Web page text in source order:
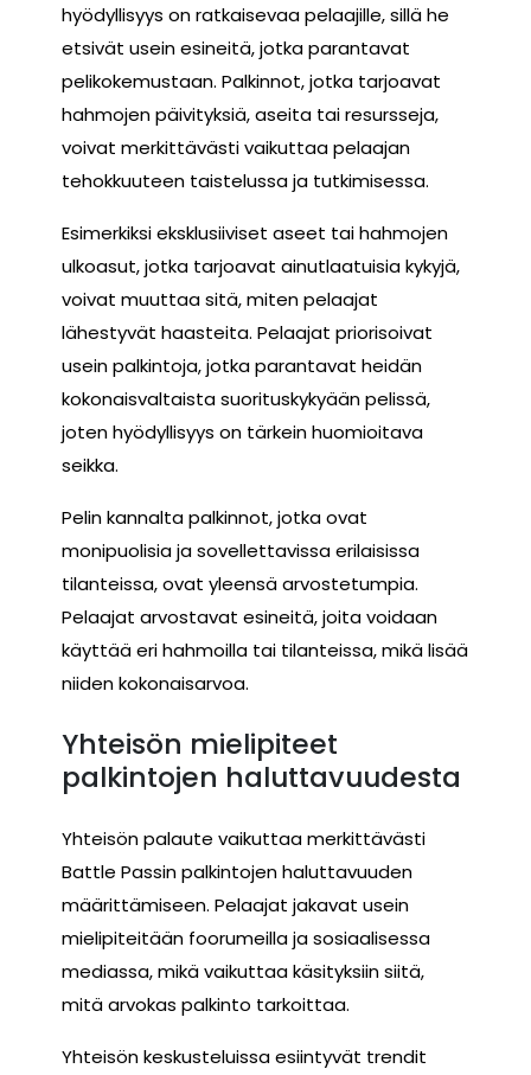
hyödyllisyys on ratkaisevaa pelaajille, sillä he
etsivät usein esineitä, jotka parantavat
pelikokemustaan. Palkinnot, jotka tarjoavat
hahmojen päivityksiä, aseita tai resursseja,
voivat merkittävästi vaikuttaa pelaajan
tehokkuuteen taistelussa ja tutkimisessa.
Esimerkiksi eksklusiiviset aseet tai hahmojen
ulkoasut, jotka tarjoavat ainutlaatuisia kykyjä,
voivat muuttaa sitä, miten pelaajat
lähestyvät haasteita. Pelaajat priorisoivat
usein palkintoja, jotka parantavat heidän
kokonaisvaltaista suorituskykyään pelissä,
joten hyödyllisyys on tärkein huomioitava
seikka.
Pelin kannalta palkinnot, jotka ovat
monipuolisia ja sovellettavissa erilaisissa
tilanteissa, ovat yleensä arvostetumpia.
Pelaajat arvostavat esineitä, joita voidaan
käyttää eri hahmoilla tai tilanteissa, mikä lisää
niiden kokonaisarvoa.
Yhteisön mielipiteet
palkintojen haluttavuudesta
Yhteisön palaute vaikuttaa merkittävästi
Battle Passin palkintojen haluttavuuden
määrittämiseen. Pelaajat jakavat usein
mielipiteitään foorumeilla ja sosiaalisessa
mediassa, mikä vaikuttaa käsityksiin siitä,
mitä arvokas palkinto tarkoittaa.
Yhteisön keskusteluissa esiintyvät trendit